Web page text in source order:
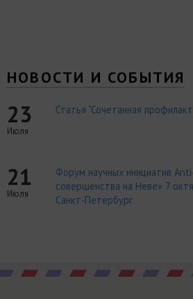
НОВОСТИ И СОБЫТИЯ
23
Июля
Статья "Сочетанная
21
Июля
Форум научных инициатив
совершенства на Неве» 7
Санкт-Петербург.